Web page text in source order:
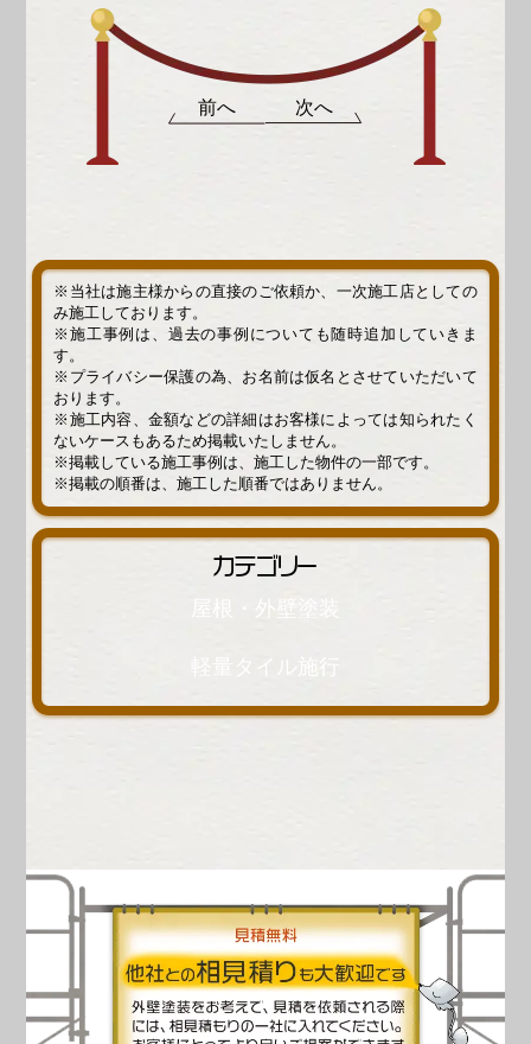
前へ 次へ
※当社は施主様からの直接のご依頼か、一次施工店としての
み施工しております。
※施工事例は、過去の事例についても随時追加していきま
す。
※プライバシー保護の為、お名前は仮名とさせていただいて
おります。
※施工内容、金額などの詳細はお客様によっては知られたく
ないケースもあるため掲載いたしません。
※掲載している施工事例は、施工した物件の一部です。
※掲載の順番は、施工した順番ではありません。
カテゴリー
屋根・外壁塗装
軽量タイル施行